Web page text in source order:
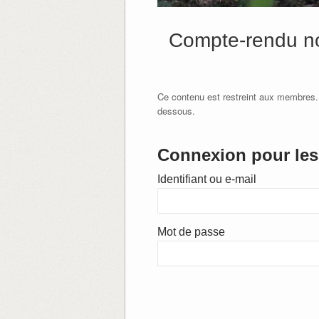
Compte-rendu
Ce contenu est restreint aux
dessous.
Connexion pour
Identifiant ou e-mail
Mot de passe